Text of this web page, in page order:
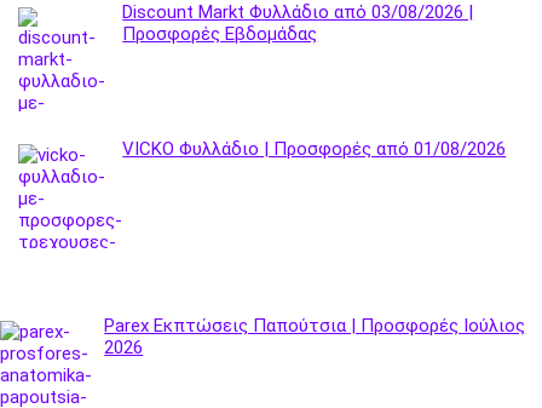
Discount Markt Φυλλάδιο από 03/08/2026 |
Προσφορές Εβδομάδας
VICKO Φυλλάδιο | Προσφορές από 01/08/2026
Parex Εκπτώσεις Παπούτσια | Προσφορές Ιούλιος
2026